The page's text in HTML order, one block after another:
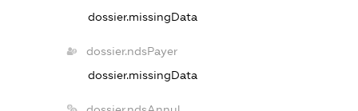
dossier.missingData
dossier.ndsPayer
dossier.missingData